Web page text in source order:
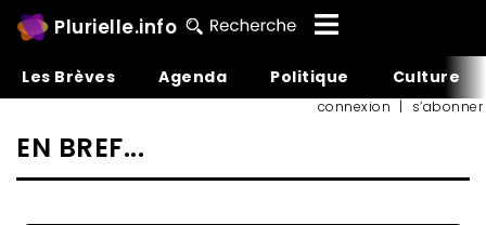
Plurielle.info
Les Brèves Agenda Politique Culture
connexion | s’abonner
EN BREF...